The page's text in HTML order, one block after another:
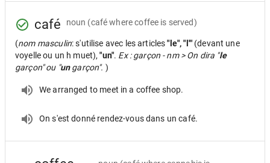
café noun (café where coffee is served)
(nom masculin: s'utilise avec les articles"le", "l'" (devant une
voyelle ou un h muet),"un". Ex : garçon - nm > On dira "le
garçon" ou "ungarçon". )
We arranged to meet in a coffee shop.
On s'est donné rendez-vous dans un café.